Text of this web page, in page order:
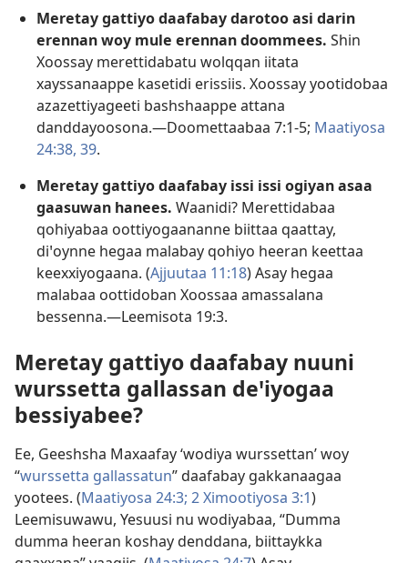
Meretay gattiyo daafabay darotoo asi darin
erennan woy mule erennan doommees. Shin
Xoossay merettidabatu wolqqan iitata
xayssanaappe kasetidi erissiis. Xoossay yootidobaa
azazettiyageeti bashshaappe attana
danddayoosona.—Doomettaabaa 7:1-5; Maatiyosa
24:38, 39.
Meretay gattiyo daafabay issi issi ogiyan asaa
gaasuwan hanees. Waanidi? Merettidabaa
qohiyabaa oottiyogaananne biittaa qaattay,
diꞌoynne hegaa malabay qohiyo heeran keettaa
keexxiyogaana. (Ajjuutaa 11:18) Asay hegaa
malabaa oottidoban Xoossaa amassalana
bessenna.—Leemisota 19:3.
Meretay gattiyo daafabay nuuni
wurssetta gallassan deꞌiyogaa
bessiyabee?
Ee, Geeshsha Maxaafay ‘wodiya wurssettan’ woy
“wurssetta gallassatun” daafabay gakkanaagaa
yootees. (Maatiyosa 24:3; 2 Ximootiyosa 3:1)
Leemisuwawu, Yesuusi nu wodiyabaa, “Dumma
dumma heeran koshay denddana, biittaykka